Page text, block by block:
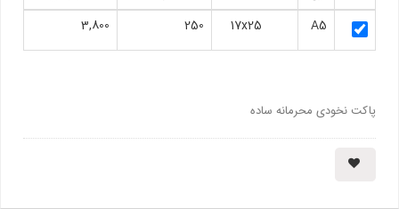
A5
17x25
250
3,800
پاکت نخودی محرمانه ساده